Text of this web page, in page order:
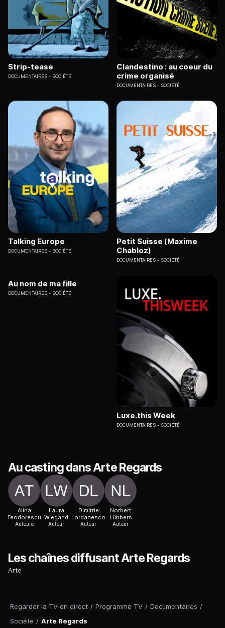
Regarder la TV en direct / Programme TV / Documentaires /
Société / Arte Regards
Strip-tease
DOCUMENTAIRES SOCIÉTÉ
Clandestino : au coeur du
crime organisé
DOCUMENTAIRES SOCIÉTÉ
Talking Europe
DOCUMENTAIRES SOCIÉTÉ
Petit Suisse (Maxime
Chabloz)
DOCUMENTAIRES SOCIÉTÉ
Au nom de ma fille
DOCUMENTAIRES SOCIÉTÉ
Luxe.this Week
DOCUMENTAIRES SOCIÉTÉ
Au casting dans Arte Regards
Alina
Teodorescu
Auteure
Laura
Wiegand
Auteur
Dimitrie
Lordanesco
Auteur
Norbert
Lübbers
Auteur
Les chaînes diffusant Arte Regards
Arte